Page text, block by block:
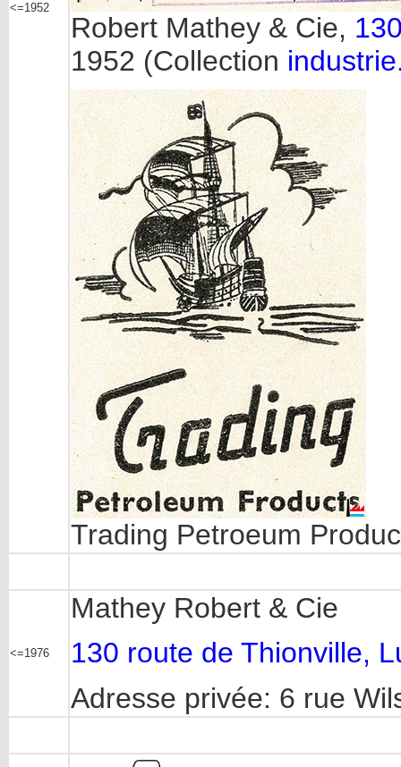
<=1952
Robert Mathey & Cie,
1952 (Collection
Trading Petroeum
<=1976
Mathey Robert & Cie
130 route de Thionville,
Adresse privée: 6 rue